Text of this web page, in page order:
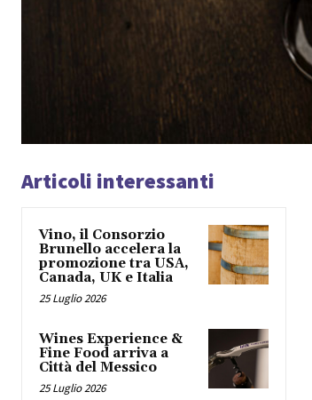
Articoli interessanti
Vino, il Consorzio
Brunello accelera la
promozione tra USA,
Canada, UK e Italia
25 Luglio 2026
Wines Experience &
Fine Food arriva a
Città del Messico
25 Luglio 2026